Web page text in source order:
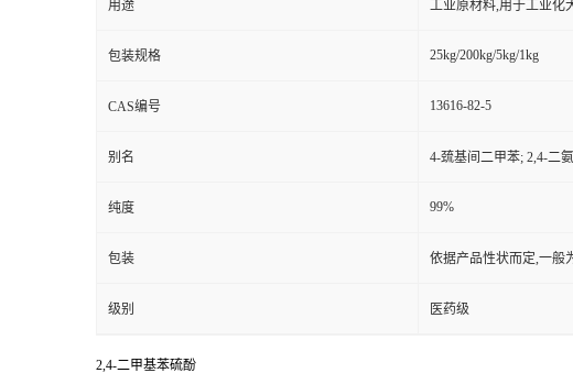
用途 工业原材料,用于工业化
包装规格 25kg/200kg/5kg/1kg
CAS编号 13616-82-5
别名 4-巯基间二甲苯; 2,4-二
纯度 99%
包装 依据产品性状而定,一般
级别 医药级
2,4-二甲基苯硫酚